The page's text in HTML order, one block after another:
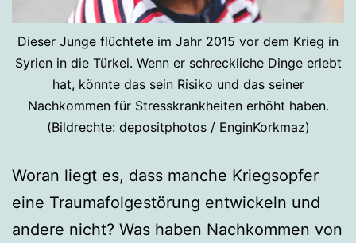
Dieser Junge flüchtete im Jahr 2015 vor dem Krieg in
Syrien in die Türkei. Wenn er schreckliche Dinge erlebt
hat, könnte das sein Risiko und das seiner
Nachkommen für Stresskrankheiten erhöht haben.
(Bildrechte: depositphotos / EnginKorkmaz)
Woran liegt es, dass manche Kriegsopfer
eine Traumafolgestörung entwickeln und
andere nicht? Was haben Nachkommen von